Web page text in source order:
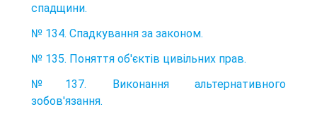
спадщини.
№ 134. Спадкування за законом.
№ 135. Поняття об'єктів цивільних прав.
№137. Виконання альтернативного
зобов'язання.